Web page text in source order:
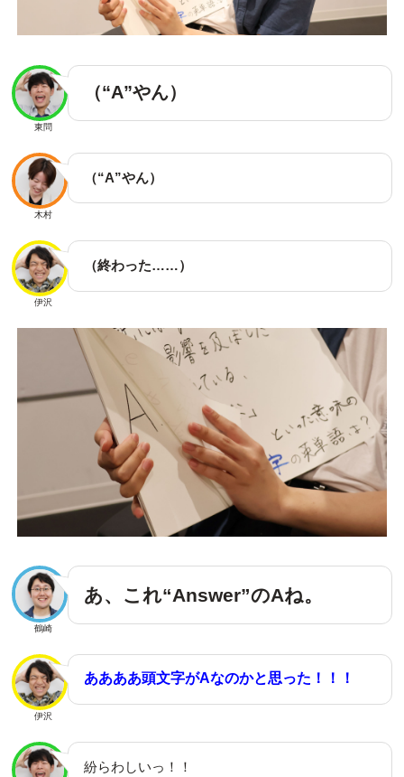
東問
（“A”やん）
木村
（“A”やん）
伊沢
（終わった……）
鶴崎
あ、これ“Answer”のAね。
伊沢
ああああ頭文字がAなのかと思った！！！
紛らわしいっ！！